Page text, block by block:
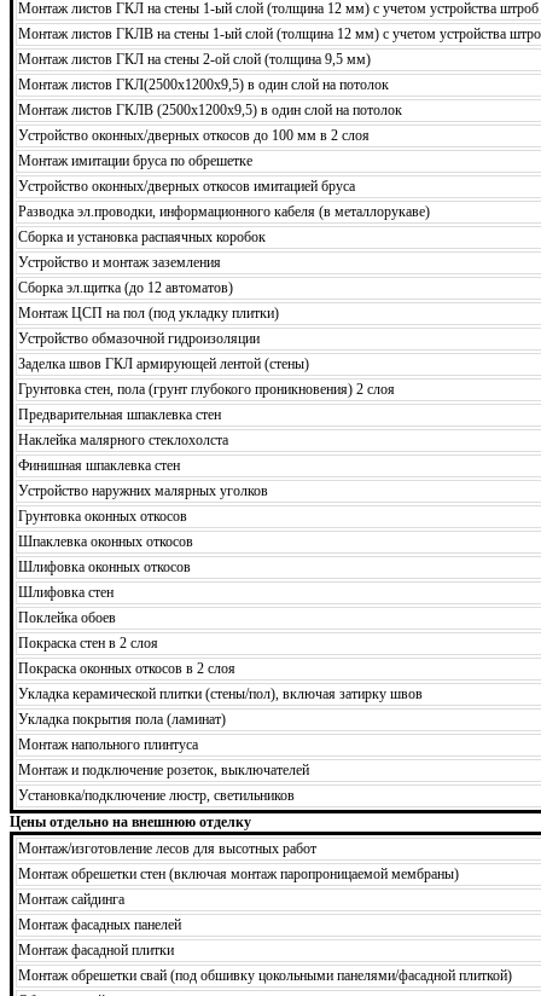
Монтаж листов ГКЛ на стены 1-ый слой (толщина 12 мм) с учетом устройства штроб
Монтаж листов ГКЛВ на стены 1-ый слой (толщина 12 мм) с учетом устройства
Монтаж листов ГКЛ на стены 2-ой слой (толщина 9,5 мм)
Монтаж листов ГКЛ(2500х1200х9,5) в один слой на потолок
Монтаж листов ГКЛВ (2500х1200х9,5) в один слой на потолок
Устройство оконных/дверных откосов до 100 мм в 2 слоя
Монтаж имитации бруса по обрешетке
Устройство оконных/дверных откосов имитацией бруса
Разводка эл.проводки, информационного кабеля (в металлорукаве)
Сборка и установка распаячных коробок
Устройство и монтаж заземления
Сборка эл.щитка (до 12 автоматов)
Монтаж ЦСП на пол (под укладку плитки)
Устройство обмазочной гидроизоляции
Заделка швов ГКЛ армирующей лентой (стены)
Грунтовка стен, пола (грунт глубокого проникновения) 2 слоя
Предварительная шпаклевка стен
Наклейка малярного стеклохолста
Финишная шпаклевка стен
Устройство наружних малярных уголков
Грунтовка оконных откосов
Шпаклевка оконных откосов
Шлифовка оконных откосов
Шлифовка стен
Поклейка обоев
Покраска стен в 2 слоя
Покраска оконных откосов в 2 слоя
Укладка керамической плитки (стены/пол), включая затирку швов
Укладка покрытия пола (ламинат)
Монтаж напольного плинтуса
Монтаж и подключение розеток, выключателей
Установка/подключение люстр, светильников
Цены отдельно на внешнюю отделку
Монтаж/изготовление лесов для высотных работ
Монтаж обрешетки стен (включая монтаж паропроницаемой мембраны)
Монтаж сайдинга
Монтаж фасадных панелей
Монтаж фасадной плитки
Монтаж обрешетки свай (под обшивку цокольными панелями/фасадной плиткой)